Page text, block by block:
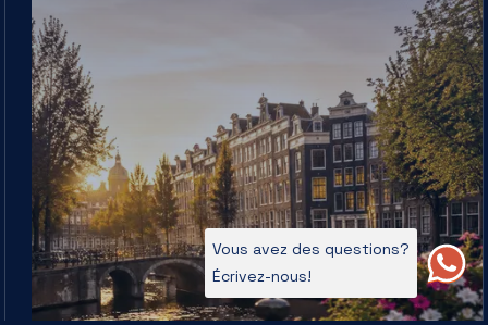
Vous avez des questions?
Écrivez-nous!